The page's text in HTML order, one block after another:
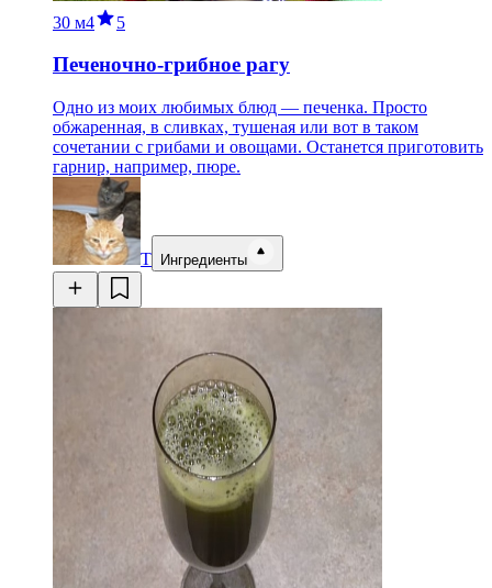
30 м4 5
Печеночно-грибное рагу
Одно из моих любимых блюд — печенка. Просто
обжаренная, в сливках, тушеная или вот в таком
сочетании с грибами и овощами. Останется приготовить
гарнир, например, пюре.
Т Ингредиенты